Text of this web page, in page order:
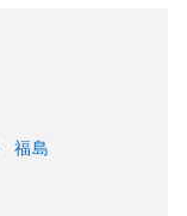
福島